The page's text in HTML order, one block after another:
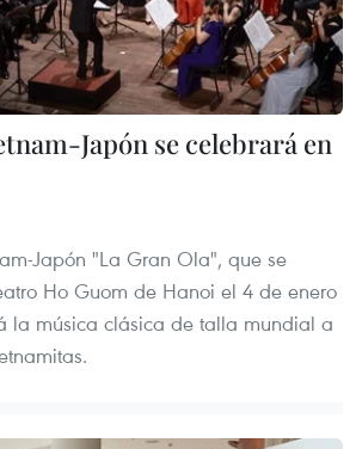
Japón se celebrará en
Japón "La Gran Ola", que se
Ho Guom de Hanoi el 4 de enero
la música clásica de talla mundial a